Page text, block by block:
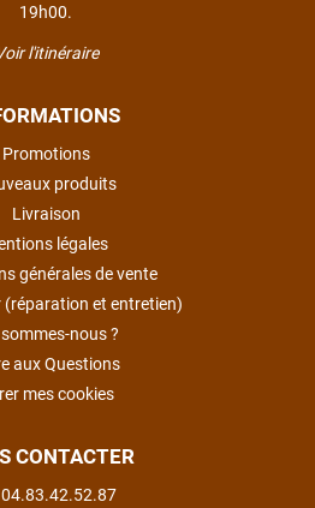
19h00.
l'itinéraire
Promotions
produits
Livraison
légales
générales de vente
(réparation et entretien)
nous ?
aux Questions
mes cookies
CONTACTER
04.83.42.52.87